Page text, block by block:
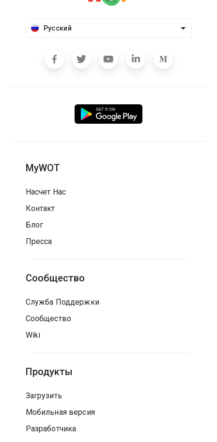
Русский
MyWOT
Насчет Нас
Контакт
Блог
Пресса
Сообщество
Служба Поддержки
Сообщество
Wiki
Продукты
Загрузить
Мобильная версия
Разработчика